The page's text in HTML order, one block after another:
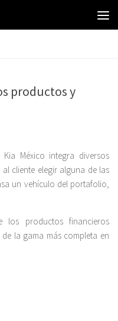
productos y
México integra diversos
cliente elegir alguna de las
un vehículo del portafolio,
los productos financieros
la gama más completa en